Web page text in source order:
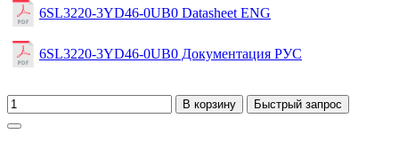
6SL3220-3YD46-0UB0 Datasheet ENG
6SL3220-3YD46-0UB0 Документация РУС
В корзину Быстрый запрос